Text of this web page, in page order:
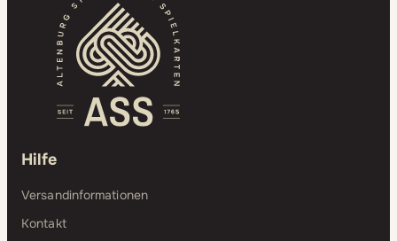
Hilfe
Versandinformationen
Kontakt